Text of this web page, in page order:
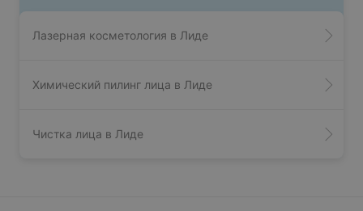
Лазерная косметология в Лиде
Химический пилинг лица в Лиде
Чистка лица в Лиде